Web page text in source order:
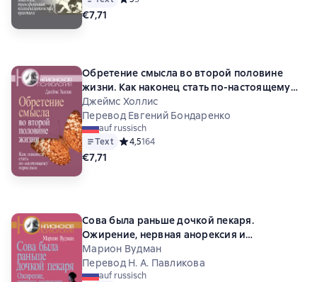
€7,71
Обретение смысла во второй половине
жизни. Как наконец стать по-настоящему
взрослым
Джеймс Холлис
Перевод Евгений Бондаренко
auf russisch
Text Средний рейтинг 4,5 на основе 164 оценок
4,5164
€7,71
Сова была раньше дочкой пекаря.
Ожирение, нервная анорексия и
подавленная женственность
Марион Вудман
Перевод Н. А. Павликова
auf russisch